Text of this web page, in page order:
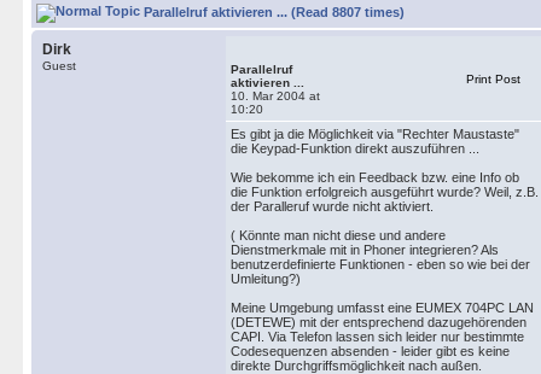
Parallelruf aktivieren ... (Read 8807 times)
Dirk
Guest
Parallelruf
aktivieren ...
10. Mar 2004 at
10:20
Print Post
Es gibt ja die Möglichkeit via "Rechter Maustaste"
die Keypad-Funktion direkt auszuführen ...
Wie bekomme ich ein Feedback bzw. eine Info ob
die Funktion erfolgreich ausgeführt wurde? Weil, z.B.
der Paralleruf wurde nicht aktiviert.
( Könnte man nicht diese und andere
Dienstmerkmale mit in Phoner integrieren? Als
benutzerdefinierte Funktionen - eben so wie bei der
Umleitung?)
Meine Umgebung umfasst eine EUMEX 704PC LAN
(DETEWE) mit der entsprechend dazugehörenden
CAPI. Via Telefon lassen sich leider nur bestimmte
Codesequenzen absenden - leider gibt es keine
direkte Durchgriffsmöglichkeit nach außen.